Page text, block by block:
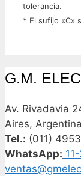
tolerancia.
* El sufijo «C»
G.M.
Av. Rivadavia
Aires, Argentina
Tel.: (011)
WhatsApp: